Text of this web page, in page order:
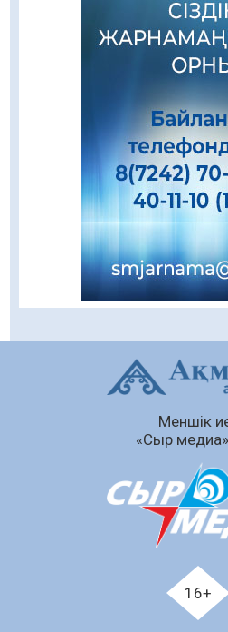
Даналықтың шырағданы,
Кенеге қарсы
жүргізілуде
Балалардың жазғы
қауіпсіздік – тұрақты
07.08.2026
Сыбайлас жемқорлық
Аумақтан тыс соттылық –
ашықтығы мен
Білім гранты
«Дауыс беру учаскесін
Қазақстандықтар
жақсылық күтеді –
Меншік
«Сыр
16+